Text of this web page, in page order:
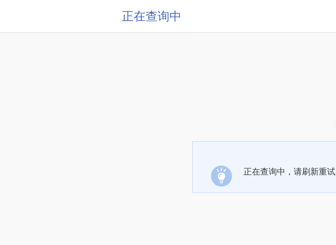
正在查询中
正在查询中，请刷新重试